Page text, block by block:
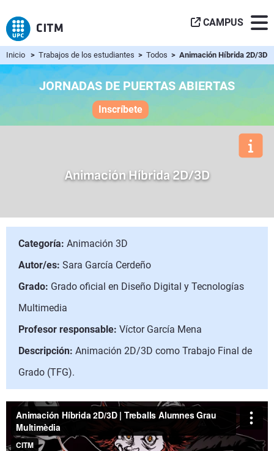
CAMPUS
Inicio > Trabajos de los estudiantes > Todos > Animación Híbrida 2D/3D
JORNADAS DE PUERTAS ABIERTAS
Inscríbete
Animación Híbrida 2D/3D
Categoría: Animación 3D
Autor/es: Sara García Cerdeño
Grado: Grado oficial en Diseño Digital y Tecnologías
Multimedia
Profesor responsable: Víctor García Mena
Descripción: Animación 2D/3D como Trabajo Final de
Grado (TFG).